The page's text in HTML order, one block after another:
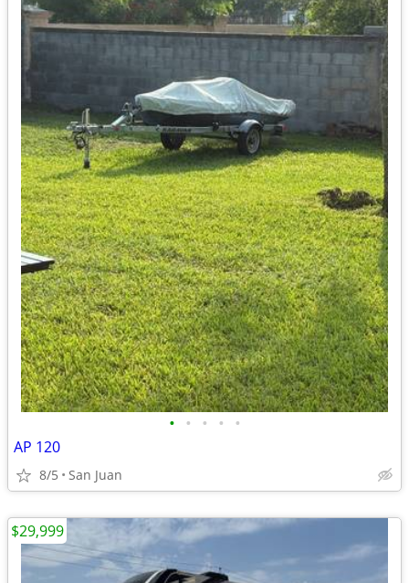
• • • • •
AP 120
8/5 San Juan
$29,999